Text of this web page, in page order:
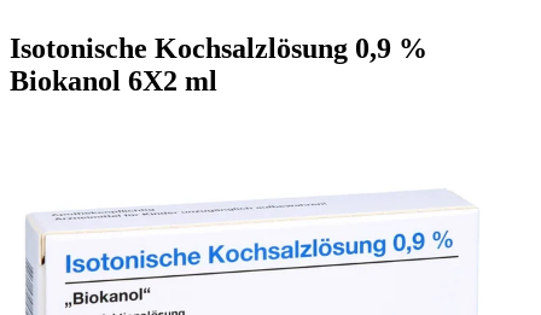
Isotonische Kochsalzlösung 0,9 %
Biokanol 6X2 ml